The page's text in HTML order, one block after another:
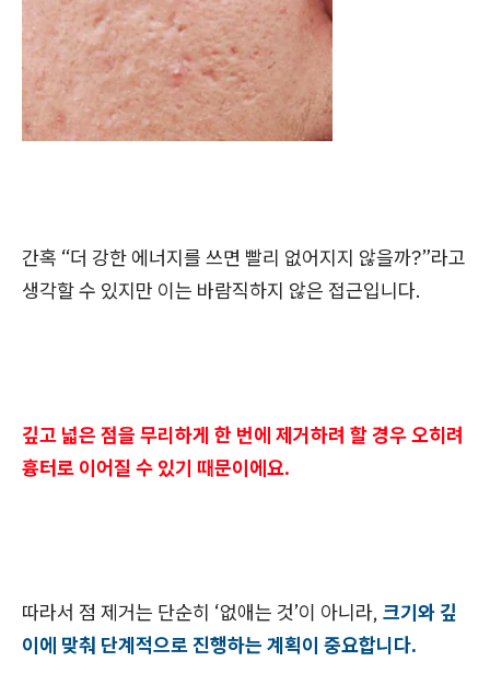
간혹 “더 강한 에너지를 쓰면 빨리 없어지지 않을까?”라고
생각할 수 있지만 이는 바람직하지 않은 접근입니다.
깊고 넓은 점을 무리하게 한 번에 제거하려 할 경우 오히려
흉터로 이어질 수 있기 때문이에요.
따라서 점 제거는 단순히 ‘없애는 것’이 아니라, 크기와 깊
이에 맞춰 단계적으로 진행하는 계획이 중요합니다.